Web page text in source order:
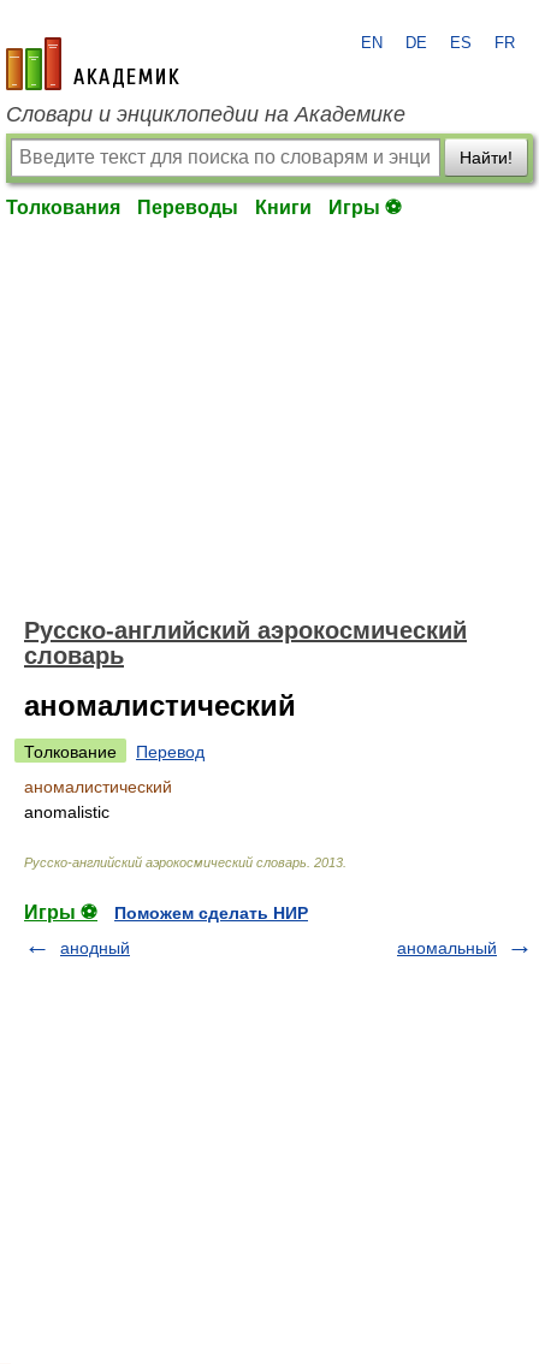
academic.ru
EN DE ES FR
Словари и энциклопедии на Академике
Найти!
Толкования Переводы Книги Игры ⚽
Русско-английский аэрокосмический
словарь
аномалистический
Толкование
Перевод
аномалистический
anomalistic
Русско-английский аэрокосмический словарь 2013
Игры ⚽
Поможем сделать НИР
анодный
аномальный